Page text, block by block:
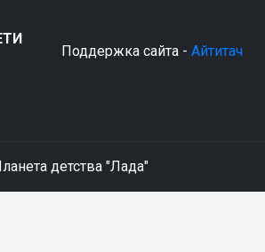
Поддержка сайта - Айтитач
детства "Лада"